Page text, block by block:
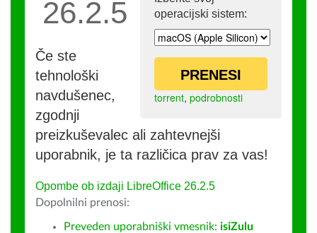
operacijski sistem:
PRENESI
torrent, podrobnosti
26.2.5
Če ste
tehnološki
navdušenec,
zgodnji
preizkuševalec ali zahtevnejši
uporabnik, je ta različica prav za vas!
Opombe ob izdaji LibreOffice 26.2.5
Dopolnilni prenosi:
Preveden uporabniški vmesnik: isiZulu